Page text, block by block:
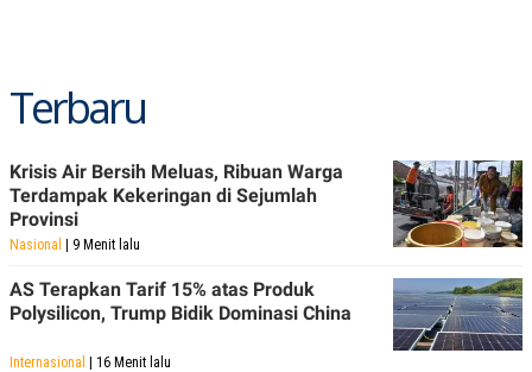
Terbaru
Krisis Air Bersih Meluas, Ribuan Warga
Terdampak Kekeringan di Sejumlah
Provinsi
Nasional | 9 Menit lalu
AS Terapkan Tarif 15% atas Produk
Polysilicon, Trump Bidik Dominasi China
Internasional | 16 Menit lalu